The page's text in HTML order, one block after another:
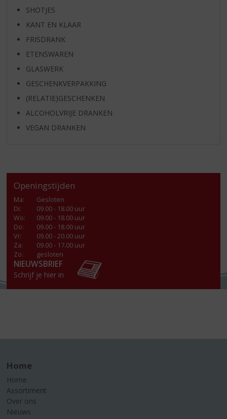
SHOTJES
KANT EN KLAAR
FRISDRANK
ETENSWAREN
GLASWERK
GESCHENKVERPAKKING
(RELATIE)GESCHENKEN
ALCOHOLVRIJE DRANKEN
VEGAN DRANKEN
Openingstijden
Ma:
Gesloten
Di:
09.00 - 18.00 uur
Wo:
09.00 - 18.00 uur
Do:
09.00 - 18.00 uur
Vr:
09.00 - 20.00 uur
Za:
09.00 - 17.00 uur
Zo:
gesloten
NIEUWSBRIEF
Schrijf je hier in
Home
Home
Assortiment
Over ons
Nieuws